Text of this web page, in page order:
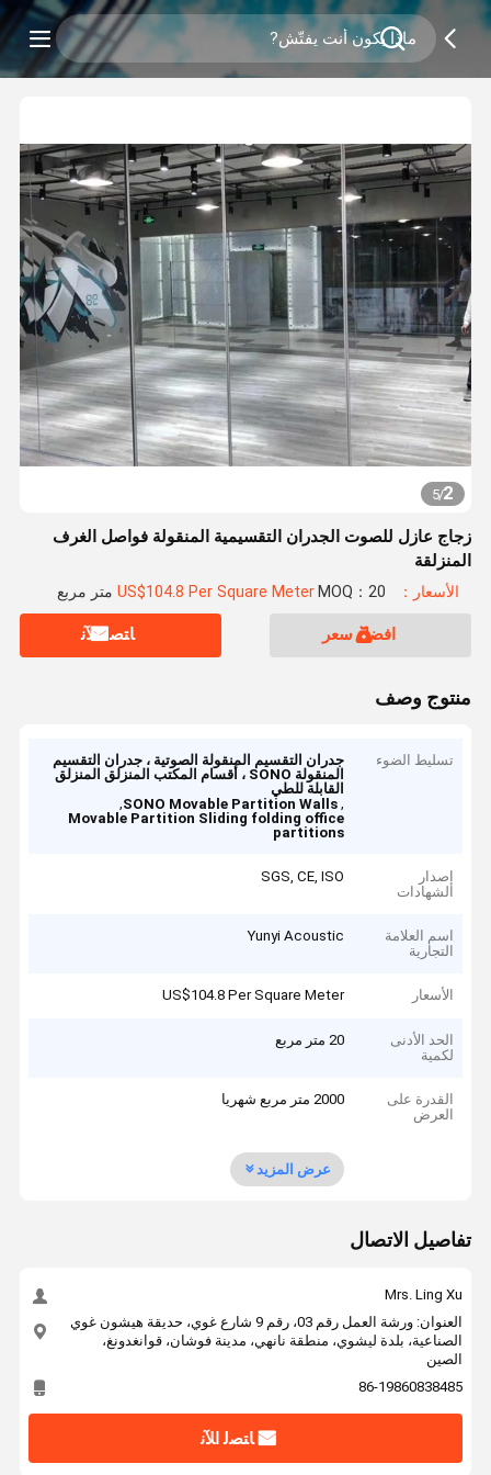
2
/
5
زجاج عازل للصوت الجدران التقسيمية المنقولة فواصل الغرف
المنزلقة
الأسعار：US$104.8 Per Square Meter MOQ：20 متر مربع
افضل سعر ﺎﺘﺼﻟ ﺍﻶﻧ
منتوج وصف
تسليط الضوء
جدران التقسيم المنقولة الصوتية ، جدران التقسيم
المنقولة SONO ، أقسام المكتب المنزلق المنزلق
القابلة للطي
,
SONO Movable Partition Walls
,
Movable Partition Sliding folding office
partitions
إصدار
الشهادات
SGS, CE, ISO
اسم العلامة
التجارية
Yunyi Acoustic
الأسعار US$104.8 Per Square Meter
الحد الأدنى
لكمية
20 متر مربع
القدرة على
العرض
2000 متر مربع شهريا
عرض المزيد
تفاصيل الاتصال
Mrs. Ling Xu
العنوان: ورشة العمل رقم 03، رقم 9 شارع غوي، حديقة هيشون غوي
الصناعية، بلدة ليشوي، منطقة نانهي، مدينة فوشان، قوانغدونغ،
الصين
86-19860838485
ﺎﺘﺼﻟ ﺍﻶﻧ